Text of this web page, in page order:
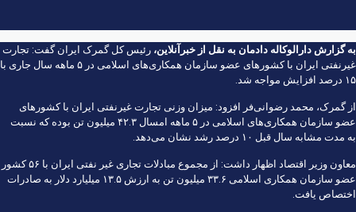
به گزارشدارالوکاله دادمان به نقل از خبرآنلاین، رئیس کل گمرک ایران گفت: تجارت
غیرنفتی ایران با کشورهای عضو سازمان همکاری‌های اسلامی در ۵ ماهه سال جاری با
۱۵ درصد افزایش مواجه شد.
از گمرک، محمد رضوانی‌فر افزود: میزان وزنی تجارت غیرنفتی ایران با کشورهای
عضو سازمان همکاری‌های اسلامی در ۵ ماهه امسال ۴۲.۳ میلیون تن بوده که نسبت
به مدت مشابه سال قبل ۱۰ درصد رشد نشان می‌دهد.
معاون وزیر اقتصاد اظهار داشت: از مجموع مبادلات تجاری غیر نفتی ایران با ۵۶ کشور
عضو سازمان همکاری اسلامی ۳۳.۶ میلیون تن به ارزش ۱۳.۵ میلیارد دلار به صادرات
اختصاص یافت.